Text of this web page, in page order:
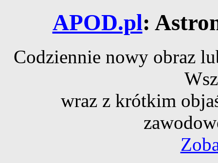
APOD.pl:
Codziennie nowy obraz
wraz z krótkim